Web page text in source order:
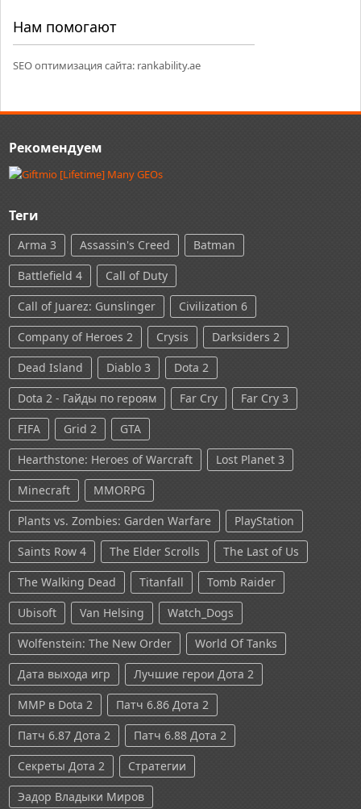
Нам помогают
SEO оптимизация сайта: rankability.ae
Рекомендуем
Теги
Arma 3 Assassin's Creed
Batman
Battlefield 4
Call of Duty
Call of Juarez: Gunslinger
Civilization 6
Company of Heroes 2
Crysis
Darksiders 2
Dead Island
Diablo 3
Dota 2
Dota 2 - Гайды по героям
Far Cry
Far Cry 3
FIFA
Grid 2
GTA
Hearthstone: Heroes of Warcraft
Lost Planet 3
Minecraft
MMORPG
Plants vs. Zombies: Garden Warfare
PlayStation
Saints Row 4
The Elder Scrolls
The Last of Us
The Walking Dead
Titanfall
Tomb Raider
Ubisoft
Van Helsing
Watch_Dogs
Wolfenstein: The New Order
World Of Tanks
Дата выхода игр
Лучшие герои Дота 2
ММР в Dota 2
Патч 6.86 Дота 2
Патч 6.87 Дота 2
Патч 6.88 Дота 2
Секреты Дота 2
Стратегии
Эадор Владыки Миров